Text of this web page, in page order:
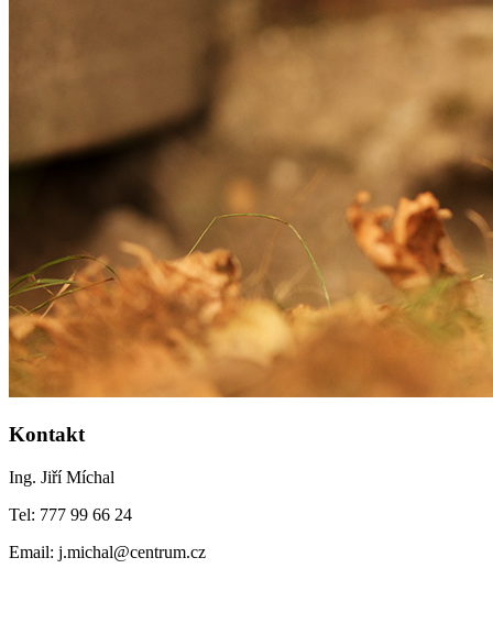
Kontakt
Ing. Jiří Míchal
Tel: 777 99 66 24
Email: j.michal@centrum.cz